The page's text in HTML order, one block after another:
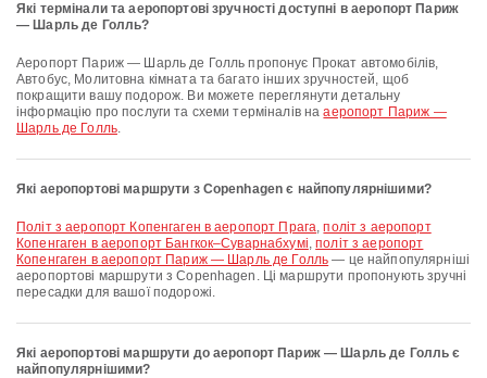
Які термінали та аеропортові зручності доступні в аеропорт Париж
— Шарль де Голль?
аеропорт Париж — Шарль де Голль пропонує Прокат автомобілів,
Автобус, Молитовна кімната та багато інших зручностей, щоб
покращити вашу подорож. Ви можете переглянути детальну
інформацію про послуги та схеми терміналів нааеропорт Париж —
Шарль де Голль.
Які аеропортові маршрути з Copenhagen є найпопулярнішими?
політ з аеропорт Копенгаген в аеропорт Прага,політ з аеропорт
Копенгаген в аеропорт Бангкок–Суварнабхумі,політ з аеропорт
Копенгаген в аеропорт Париж — Шарль де Голль — це найпопулярніші
аеропортові маршрути з Copenhagen. Ці маршрути пропонують зручні
пересадки для вашої подорожі.
Які аеропортові маршрути до аеропорт Париж — Шарль де Голль є
найпопулярнішими?